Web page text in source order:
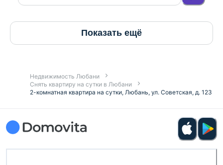
Показать ещё
Недвижимость Любани
Снять квартиру на сутки в Любани
2-комнатная квартира на сутки, Любань, ул. Советская, д. 123